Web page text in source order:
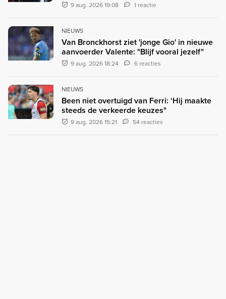
9 aug. 2026 19:08 1 reactie
NIEUWS
Van Bronckhorst ziet 'jonge Gio' in nieuwe
aanvoerder Valente: "Blijf vooral jezelf"
9 aug. 2026 18:24 6 reacties
NIEUWS
Been niet overtuigd van Ferri: ‘Hij maakte
steeds de verkeerde keuzes"
9 aug. 2026 15:21 54 reacties